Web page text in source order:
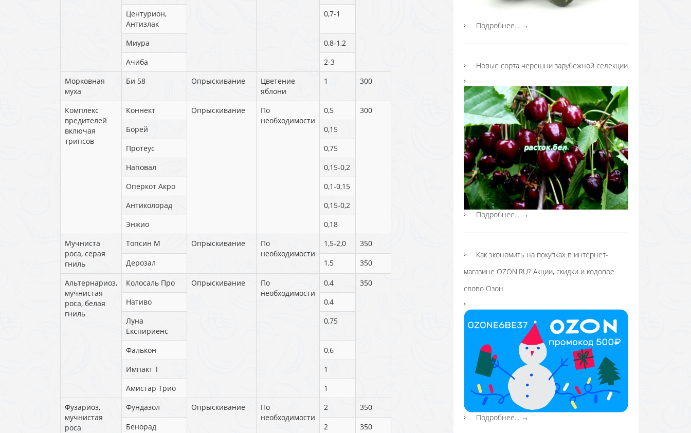
Центурион,
Антизлак
0,7-1
Миура
0,8-1,2
Ачиба
2-3
Морковная
муха
Би 58 Опрыскивание
Цветение
яблони
1 300
Комплекс
вредителей
включая
трипсов
Коннект Опрыскивание
По
необходимости
0,5
300
Борей
0,15
Протеус
0,75
Наповал
0,15-0,2
Оперкот Акро
0,1-0,15
Антиколорад
0,15-0,2
Энжио
0,18
Мучниста
роса, серая
гниль
Топсин М Опрыскивание
По
необходимости
1,5-2,0
350
Дерозал
1,5 350
Альтернариоз,
мучнистая
роса, белая
гниль
Колосаль Про Опрыскивание
По
необходимости
0,4
350
Нативо
0,4
Луна
Експириенс
0,75
Фалькон
0,6
Импакт Т
1
Амистар Трио
1
Фузариоз,
мучнистая
роса
Фундазол Опрыскивание
По
необходимости
2
350
Бенорад
2 350
Подробнее... →
Новые сорта черешни зарубежной селекции
Подробнее... →
Как экономить на покупках в интернет-
магазине OZON.RU? Акции, скидки и кодовое
слово Озон
Подробнее... →